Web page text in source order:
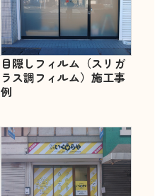
目隠しフィルム（スリガ
ラス調フィルム）施工事
例